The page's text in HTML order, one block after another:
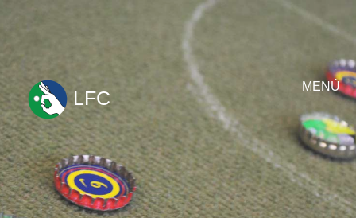
MENÚ
ir
al
contenido
LFC